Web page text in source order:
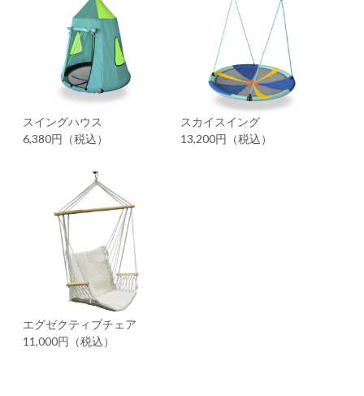
スイングハウス
6,380円（税込）
スカイスイング
13,200円（税込）
エグゼクティブチェア
11,000円（税込）